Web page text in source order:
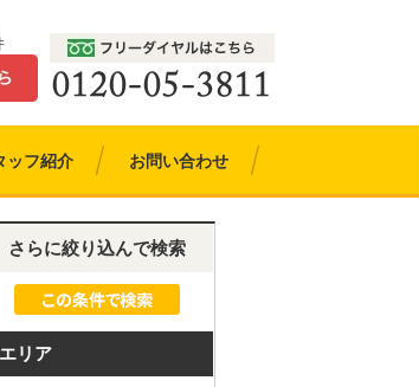
ッフ紹介 お問い合わせ
さらに絞り込んで検索
エリア